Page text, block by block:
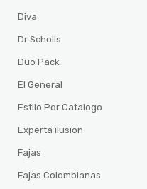
Diva
Dr Scholls
Duo Pack
El General
Estilo Por Catalogo
Experta ilusion
Fajas
Fajas Colombianas